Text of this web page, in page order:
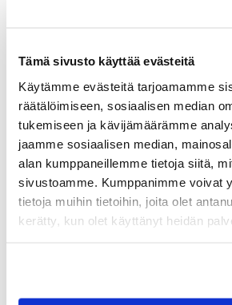
Tämä sivusto käyttää evästeitä
Käytämme evästeitä tarjoamamme
räätälöimiseen, sosiaalisen median
tukemiseen ja kävijämäärämme
jaamme sosiaalisen median,
alan kumppaneillemme tietoja siitä,
sivustoamme. Kumppanimme voivat
tietoja muihin tietoihin, joita olet
kerätty, kun olet käyttänyt heidän
käydään läpi pysyviin vastaaviin
Lisäksi esitellään
uusimmat lausunnot ja
vaikutukset käytännössä.
LISÄTIEDOT JA